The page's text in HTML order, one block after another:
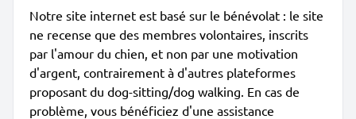
Notre site internet est basé sur le bénévolat : le site
ne recense que des membres volontaires, inscrits
par l'amour du chien, et non par une motivation
d'argent, contrairement à d'autres plateformes
proposant du dog-sitting/dog walking. En cas de
problème, vous bénéficiez d'une assistance